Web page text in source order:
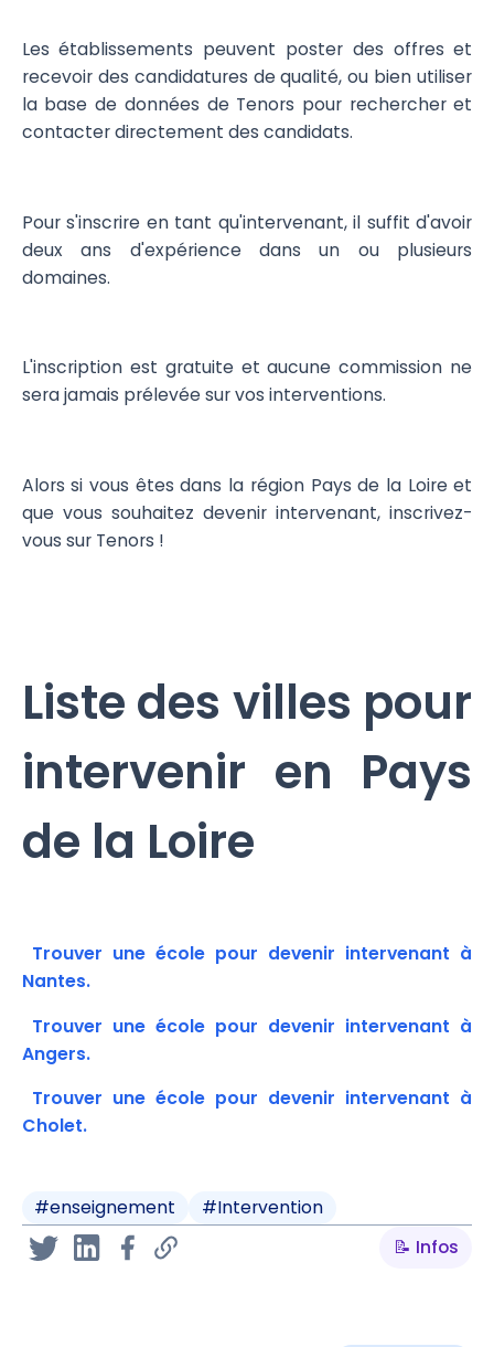
Les établissements peuvent poster des offres et
recevoir des candidatures de qualité, ou bien utiliser
la base de données de Tenors pour rechercher et
contacter directement des candidats.
Pour s'inscrire en tant qu'intervenant, il suffit d'avoir
deux ans d'expérience dans un ou plusieurs
domaines.
L'inscription est gratuite et aucune commission ne
sera jamais prélevée sur vos interventions.
Alors si vous êtes dans la région Pays de la Loire et
que vous souhaitez devenir intervenant, inscrivez-
vous sur Tenors !
Liste des villes pour
intervenir en Pays
de la Loire
Trouver une école pour devenir intervenant à
Nantes.
Trouver une école pour devenir intervenant à
Angers.
Trouver une école pour devenir intervenant à
Cholet.
#enseignement #Intervention
📝 Infos